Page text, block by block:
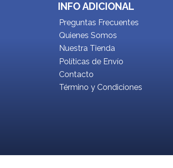
INFO ADICIONAL
Preguntas Frecuentes
Quienes Somos
Nuestra Tienda
Políticas de Envío
Contacto
Término y Condiciones